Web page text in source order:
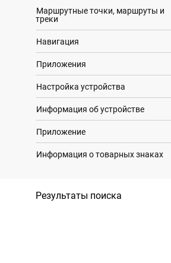
Маршрутные точки, маршруты и
треки
Навигация
Приложения
Настройка устройства
Информация об устройстве
Приложение
Информация о товарных знаках
Результаты поиска